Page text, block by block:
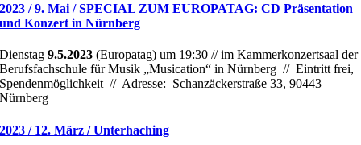
2023 / 9. Mai / SPECIAL ZUM EUROPATAG: CD Präsentation
und Konzert in Nürnberg
Dienstag9.5.2023 (Europatag) um 19:30 // im Kammerkonzertsaal der
Berufsfachschule für Musik „Musication“ in Nürnberg // Eintritt frei,
Spendenmöglichkeit // Adresse: Schanzäckerstraße 33, 90443
Nürnberg
2023 / 12. März / Unterhaching